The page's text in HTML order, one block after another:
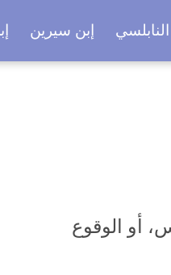
النابلسي إبن سيرين
أو الوقوع